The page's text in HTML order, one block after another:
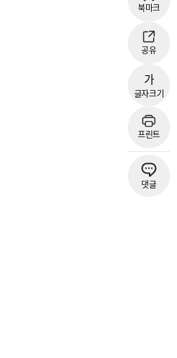
북마크
공유
가
글자크기
프린트
댓글